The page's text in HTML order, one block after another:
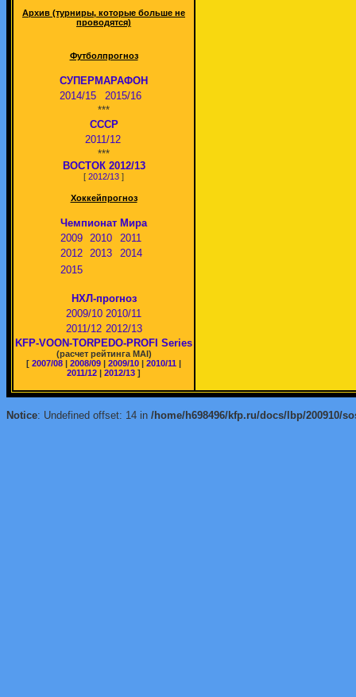
Архив (турниры, которые больше не
проводятся)
Футболпрогноз
СУПЕРМАРАФОН
2014/15
2015/16
***
СССР
2011/12
***
ВОСТОК 2012/13
[ 2012/13 ]
Хоккейпрогноз
Чемпионат Мира
2009
2010
2011
2012
2013
2014
2015
НХЛ-прогноз
2009/10 2010/11
2011/12 2012/13
KFP-VOON-TORPEDO-PROFI Series
(расчет рейтинга MAI)
[ 2007/08 | 2008/09 | 2009/10 | 2010/11 |
2011/12 | 2012/13 ]
Notice: Undefined offset: 14 in /home/h698496/kfp.ru/docs/lbp/200910/